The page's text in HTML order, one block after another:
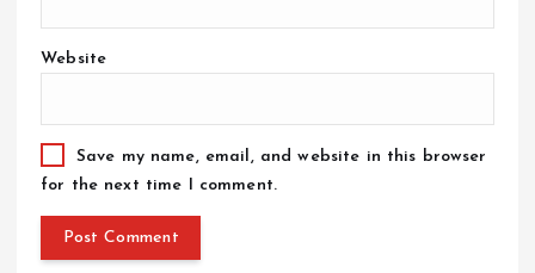
Website
Save my name, email, and website in this browser
for the next time I comment.